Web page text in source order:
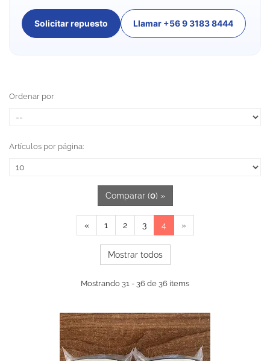
Solicitar repuesto Llamar +56 9 3183 8444
Ordenar por
Artículos por página:
Comparar (0) »
« 1 2 3 4 »
Mostrar todos
Mostrando 31 - 36 de 36 items